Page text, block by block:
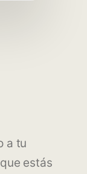
a tu
estás